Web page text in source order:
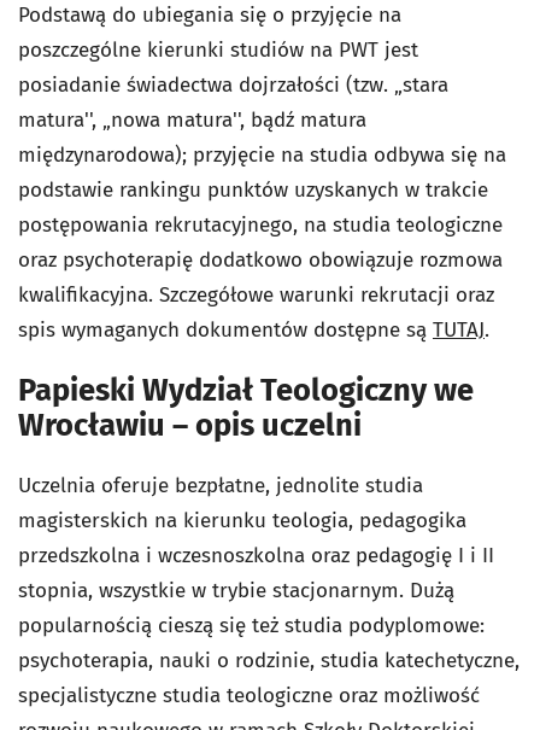
Podstawą do ubiegania się o przyjęcie na
poszczególne kierunki studiów na PWT jest
posiadanie świadectwa dojrzałości (tzw. „stara
matura'', „nowa matura'', bądź matura
międzynarodowa); przyjęcie na studia odbywa się na
podstawie rankingu punktów uzyskanych w trakcie
postępowania rekrutacyjnego, na studia teologiczne
oraz psychoterapię dodatkowo obowiązuje rozmowa
kwalifikacyjna. Szczegółowe warunki rekrutacji oraz
spis wymaganych dokumentów dostępne są TUTAJ.
Papieski Wydział Teologiczny we
Wrocławiu – opis uczelni
Uczelnia oferuje bezpłatne, jednolite studia
magisterskich na kierunku teologia, pedagogika
przedszkolna i wczesnoszkolna oraz pedagogię I i II
stopnia, wszystkie w trybie stacjonarnym. Dużą
popularnością cieszą się też studia podyplomowe:
psychoterapia, nauki o rodzinie, studia katechetyczne,
specjalistyczne studia teologiczne oraz możliwość